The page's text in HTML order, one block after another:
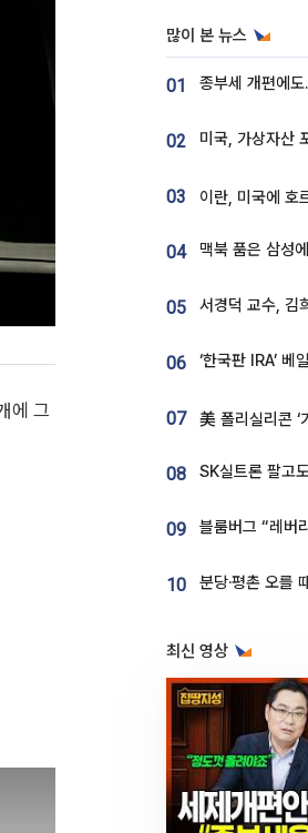
에 그
많이 본 뉴스
01
02
03
04
05
06
07
08
09
10
최신 영상